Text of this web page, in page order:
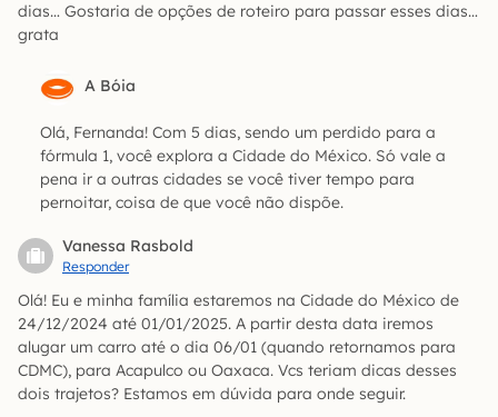
dias… Gostaria de opções de roteiro para passar esses dias…
grata
A Bóia
Olá, Fernanda! Com 5 dias, sendo um perdido para a
fórmula 1, você explora a Cidade do México. Só vale a
pena ir a outras cidades se você tiver tempo para
pernoitar, coisa de que você não dispõe.
Vanessa Rasbold
Responder
Olá! Eu e minha família estaremos na Cidade do México de
24/12/2024 até 01/01/2025. A partir desta data iremos
alugar um carro até o dia 06/01 (quando retornamos para
CDMC), para Acapulco ou Oaxaca. Vcs teriam dicas desses
dois trajetos? Estamos em dúvida para onde seguir.